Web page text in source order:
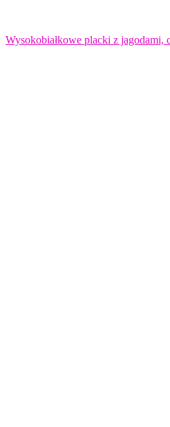
Wysokobiałkowe placki z jagodami,